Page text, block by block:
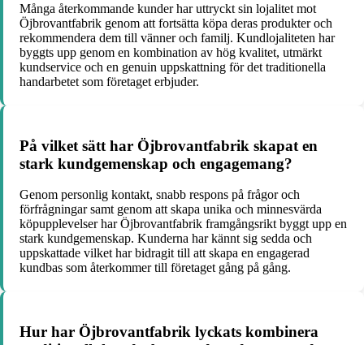
Många återkommande kunder har uttryckt sin lojalitet mot
Öjbrovantfabrik genom att fortsätta köpa deras produkter och
rekommendera dem till vänner och familj. Kundlojaliteten har
byggts upp genom en kombination av hög kvalitet, utmärkt
kundservice och en genuin uppskattning för det traditionella
handarbetet som företaget erbjuder.
På vilket sätt har Öjbrovantfabrik skapat en
stark kundgemenskap och engagemang?
Genom personlig kontakt, snabb respons på frågor och
förfrågningar samt genom att skapa unika och minnesvärda
köpupplevelser har Öjbrovantfabrik framgångsrikt byggt upp en
stark kundgemenskap. Kunderna har kännt sig sedda och
uppskattade vilket har bidragit till att skapa en engagerad
kundbas som återkommer till företaget gång på gång.
Hur har Öjbrovantfabrik lyckats kombinera